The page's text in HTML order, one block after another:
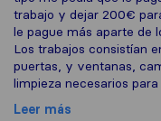
trabajo y dejar 200€
le pague más aparte de
Los trabajos consistían
puertas, y ventanas,
limpieza necesarios
Leer más